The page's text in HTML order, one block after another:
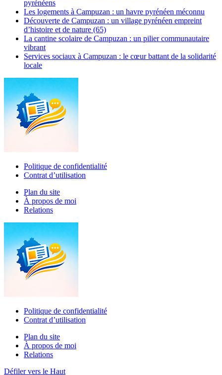
pyrénéens
Les logements à Campuzan : un havre pyrénéen méconnu
Découverte de Campuzan : un village pyrénéen empreint
d’histoire et de nature (65)
La cantine scolaire de Campuzan : un pilier communautaire
vibrant
Services sociaux à Campuzan : le cœur battant de la solidarité
locale
Politique de confidentialité
Contrat d’utilisation
Plan du site
À propos de moi
Relations
Politique de confidentialité
Contrat d’utilisation
Plan du site
À propos de moi
Relations
Défiler vers le Haut